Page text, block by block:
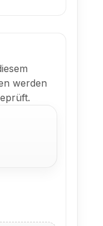
werden